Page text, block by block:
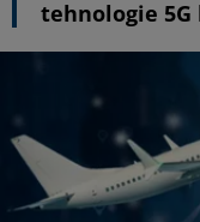
tehnologie